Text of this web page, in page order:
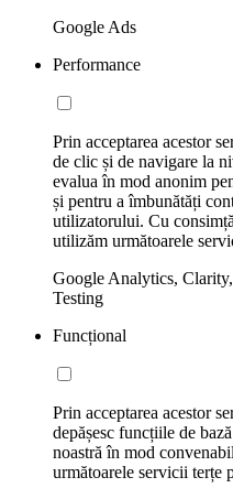
Google Ads
Performance
Prin acceptarea acestor
de clic și de navigare la
evalua în mod anonim
și pentru a îmbunătăți
utilizatorului. Cu
utilizăm următoarele
Google Analytics,
Testing
Funcțional
Prin acceptarea acestor
depășesc funcțiile de
noastră în mod
următoarele servicii terțe